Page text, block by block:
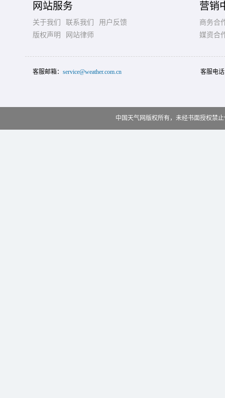
网站服务
关于我们 联系我们
用户反馈
版权声明
网站律师
营销
商务合
媒资合
客服邮箱： service@weather.com.cn 客服电
中国天气网版权所有，未经书面授权